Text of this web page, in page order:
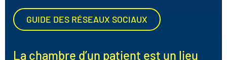
GUIDE DES RÉSEAUX SOCIAUX
La chambre d’un patient est un lieu